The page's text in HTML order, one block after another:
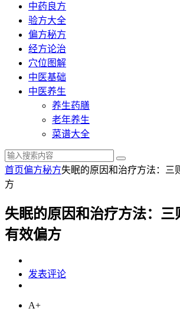
中药良方
验方大全
偏方秘方
经方论治
穴位图解
中医基础
中医养生
养生药膳
老年养生
菜谱大全
首页偏方秘方失眠的原因和治疗方法：三
方
失眠的原因和治疗方法：三
有效偏方
发表评论
A+